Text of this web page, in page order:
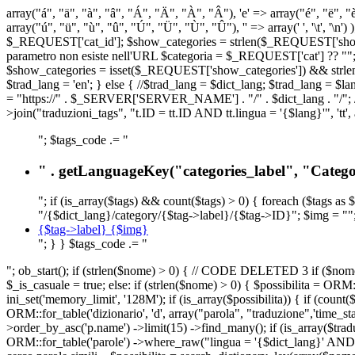
array("á", "ä", "à", "â", "Á", "Ä", "À", "Â"), 'e' => array("é",
array("ú", "ü", "ù", "û", "Ú", "Ü", "Ù", "Û"), '' => array(' ', '\t', '\n')
$_REQUEST['cat_id']; $show_categories =
parametro non esiste nell'URL $categoria = $_REQUEST['cat'] ??
$show_categories = isset($_REQUEST['show_categories']) &&
$trad_lang = 'en'; } else { //$trad_lang = $dict_lang; $trad_lang =
= "https://" . $_SERVER['SERVER_NAME'] . "/" . $dict_lang . "/";
>join("traduzioni_tags", "t.ID = tt.ID AND tt.lingua = '{$lang}'", 'tt',
"; $tags_code .= "
" . getLanguageKey("categories_label",
"; if (is_array($tags) && count($tags) > 0) { foreach ($tags
"/{$dict_lang}/category/{$tag->label}/{$tag->ID}"; $img =
{$tag->label} {$img}
"; } } $tags_code .= "
"; ob_start(); if (strlen($nome) > 0) { // CODE DELETED 3 if
$_is_casuale = true; else: if (strlen($nome) > 0) { $possibilita =
ini_set('memory_limit', '128M'); if (is_array($possibilita)) { if
ORM::for_table('dizionario', 'd', array("parola",
>order_by_asc('p.name') ->limit(15) ->find_many(); if
ORM::for_table('parole') ->where_raw("lingua = '{$dict_lang}'